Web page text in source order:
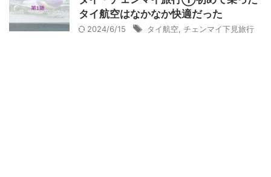
タイ航空はなかなか快適だった
2024/6/15 タイ航空, チェンマイ下見旅行